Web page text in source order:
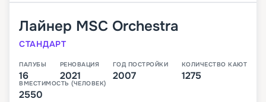
Лайнер MSC Orchestra
СТАНДАРТ
ПАЛУБЫ
16
РЕНОВАЦИЯ
2021
ГОД ПОСТРОЙКИ
2007
КОЛИЧЕСТВО КАЮТ
1275
ВМЕСТИМОСТЬ (ЧЕЛОВЕК)
2550